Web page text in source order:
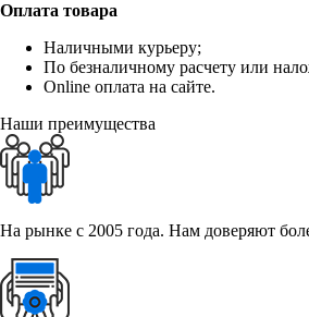
Оплата товара
Наличными курьеру;
По безналичному расчету или
Online оплата на сайте.
Наши преимущества
На рынке с 2005 года. Нам доверяют